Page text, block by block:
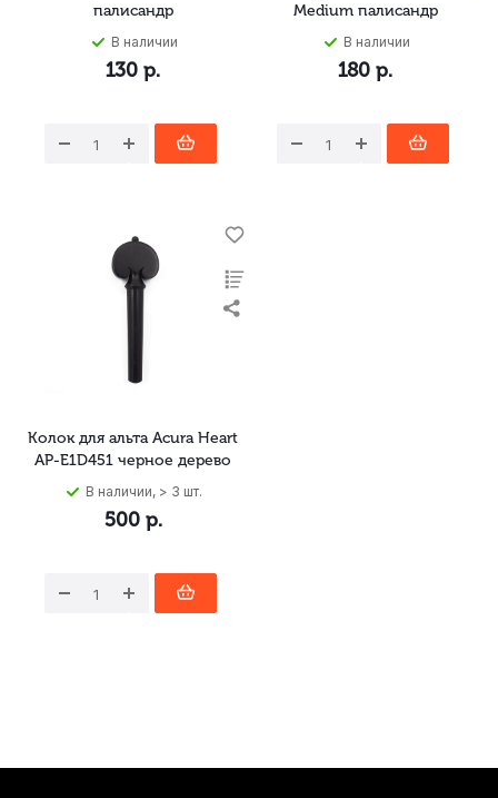
палисандр
В наличии
130 р.
Medium палисандр
В наличии
180 р.
Колок для альта Acura Heart
AP-E1D451 черное дерево
В наличии, > 3 шт.
500р.